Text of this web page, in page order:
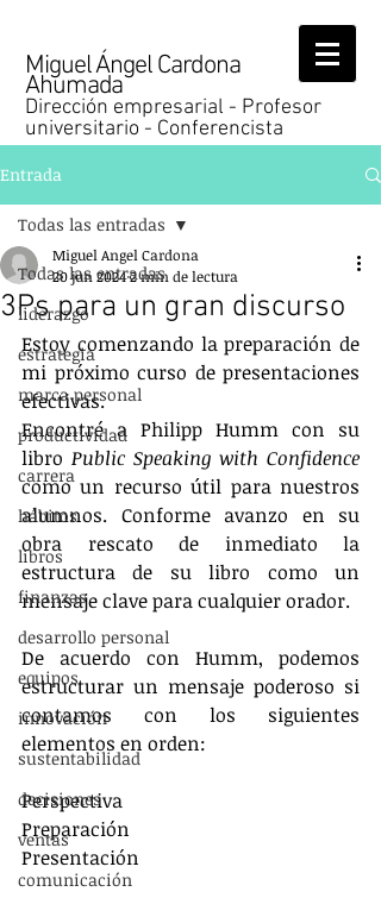
Miguel Ángel Cardona
Ahumada
Dirección empresarial - Profesor
universitario - Conferencista
Entrada
Todas las entradas
liderazgo
estrategia
marca personal
productividad
carrera
hábitos
libros
finanzas
desarrollo personal
equipos
innovación
sustentabilidad
decisiones
ventas
comunicación
Todas las entradas
3Ps para un gran discurso
Miguel Angel Cardona
20 jun 20242 min de lectura
Estoy comenzando la preparación de
mi próximo curso de presentaciones
efectivas.
Encontré a Philipp Humm con su
libro Public Speaking with Confidence
como un recurso útil para nuestros
alumnos. Conforme avanzo en su
obra rescato de inmediato la
estructura de su libro como un
mensaje clave para cualquier orador.
De acuerdo con Humm, podemos
estructurar un mensaje poderoso si
contamos con los siguientes
elementos en orden:
Perspectiva
Preparación
Presentación